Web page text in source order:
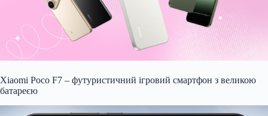
Xiaomi Poco F7 – футуристичний ігровий смартфон з великою
батареєю